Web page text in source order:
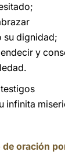
su dignidad;
y
infinita
oración